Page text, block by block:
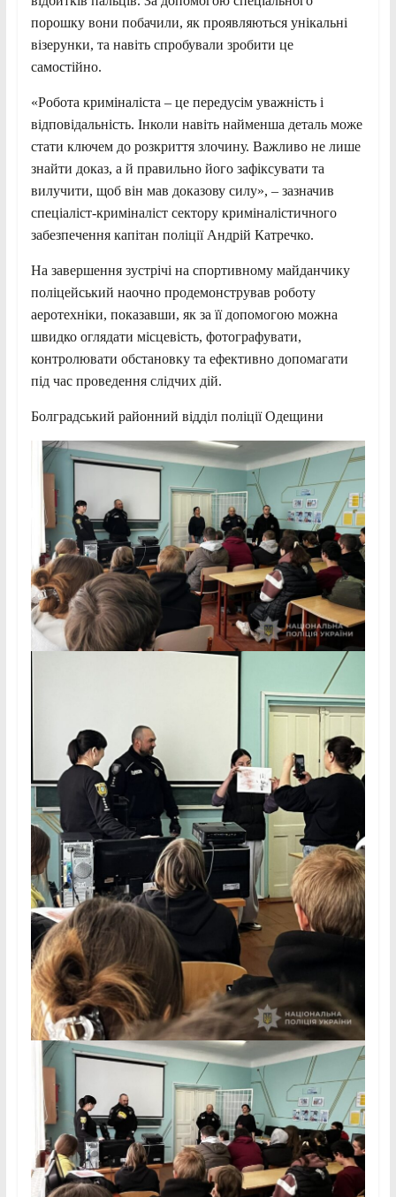
порошку вони побачили, як проявляються унікальні
візерунки, та навіть спробували зробити це
самостійно.
«Робота криміналіста – це передусім уважність і
відповідальність. Інколи навіть найменша деталь може
стати ключем до розкриття злочину. Важливо не лише
знайти доказ, а й правильно його зафіксувати та
вилучити, щоб він мав доказову силу», – зазначив
спеціаліст-криміналіст сектору криміналістичного
забезпечення капітан поліції Андрій Катречко.
На завершення зустрічі на спортивному майданчику
поліцейський наочно продемонстрував роботу
аеротехніки, показавши, як за її допомогою можна
швидко оглядати місцевість, фотографувати,
контролювати обстановку та ефективно допомагати
під час проведення слідчих дій.
Болградський районний відділ поліції Одещини